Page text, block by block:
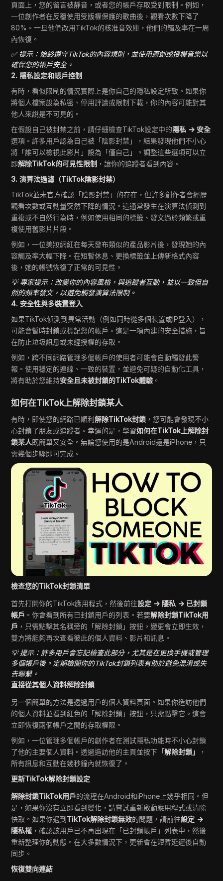
頁面上，您的留言被靜音，或者您的帳戶存取受到限制。例如，
一位創作者在反覆使用受版權保護的歌曲後，觀看次數下降了
80%。一旦他們改用TikTok的核准音效庫，他們的觸及率在一周
內恢復。
✅ 提示：始終遵守TikTok的內容規則，並使用原創或授權音樂以
確保您的帳戶安全。
2. 隱私設定和帳戶控制
有時，看似限制的情況實際上是你自己的隱私設定所致。如果你
將個人檔案設為私密、停用評論或限制下載，你的內容可能對其
他人來說是不可見的。
在假設自己被封禁之前，請仔細檢查TikTok設定中的隱私 → 安全
選項。許多用戶認為自己被「陰影封禁」，結果發現他們不小心
將「誰可以檢視此影片」設為「僅自己」。調整這些選項可以立
即解除TikTok的可見性限制 ，讓你的追蹤者看到內容。
3. 演算法過濾（TikTok陰影封禁）
TikTok並未官方確認「陰影封禁」的存在，但許多創作者會經歷
觀看次數或互動量突然下降的情況。這通常發生在演算法偵測到
重複或不自然行為時，例如使用相同的標籤、發文過於頻繁或重
複使用舊影片片段。
例如，一位美妝網紅在每天發布類似的產品影片後，發現她的內
容觸及率大幅下降。在短暫休息、更換標籤並上傳新格式內容
後，她的帳號恢復了正常的可見性。
💡 專家提示：改變你的內容風格，與追蹤者互動，並以一致但自
然的頻率發文，以避免觸發演算法限制。
4. 安全性與多裝置登入
如果TikTok偵測到異常活動（例如同時從多個裝置或IP登入），
可能會暫時封鎖或標記您的帳戶。這是一項內建的安全措施，旨
在防止垃圾訊息或未經授權的存取。
例如，跨不同網路管理多個帳戶的使用者可能會自動觸發此警
報。使用穩定的連線、一致的裝置，並避免可疑的自動化工具，
將有助於您維持安全且未被封鎖的TikTok體驗 。
如何在TikTok上解除封鎖某人
有時，即使您的網路已順利解除TikTok封鎖 ，您可能會發現不小
心封鎖了朋友或追蹤者。幸運的是，學習如何在TikTok上解除封
鎖某人既簡單又安全。無論您使用的是Android還是iPhone，只
需幾個步驟即可完成。
檢查您的TikTok封鎖清單
首先打開你的TikTok應用程式，然後前往設定 → 隱私 → 已封鎖
帳戶 。你會看到所有已封鎖用戶的列表。若要解除封鎖TikTok用
戶 ，只需點擊其名稱旁的「解除封鎖」按鈕。變更會立即生效，
雙方將能夠再次查看彼此的個人資料、影片和訊息。
💡 提示：許多用戶會忘記檢查此部分，尤其是在更換手機或管理
多個帳戶後。定期檢閱你的TikTok封鎖列表有助於避免混淆或失
去聯繫。
直接從其個人資料解除封鎖
另一個簡單的方法是透過用戶的個人資料頁面。如果你造訪他們
的個人資料並看到紅色的「解除封鎖」按鈕，只需點擊它。這會
立即恢復兩個帳戶之間的存取權限。
例如，一位管理多個帳戶的創作者在測試隱私功能時不小心封鎖
了他的主要個人資料。透過造訪他的主頁並按下 「解除封鎖」
，
所有訊息和互動在幾秒鐘內就恢復了。
更新TikTok解除封鎖設定
解除封鎖TikTok用戶的流程在Android和iPhone上幾乎相同。但
是，如果你沒有立即看到變化，請嘗試重新啟動應用程式或清除
快取。如果你遇到TikTok解除封鎖無效的問題，請前往設定 →
隱私權 ，確認該用戶已不再出現在「已封鎖帳戶」列表中，然後
重新整理你的動態。在大多數情況下，更新會在短暫延遲後自動
同步。
恢復雙向連結